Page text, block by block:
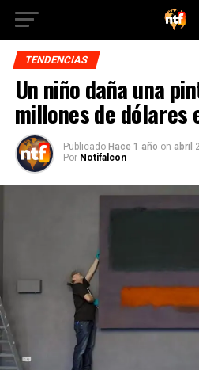
TENDENCIAS
Un niño daña una
millones de dólares
Publicado Hace 1 año on abril
Por Notifalcon